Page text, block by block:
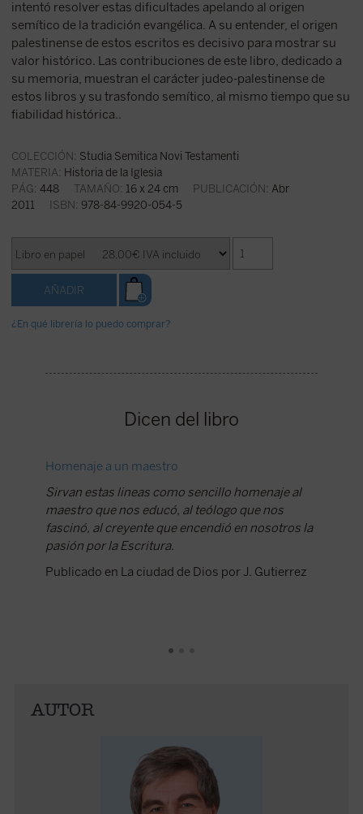
intentó resolver estas dificultades apelando al origen
semítico de la tradición evangélica. A su entender, el origen
palestinense de estos escritos es decisivo para mostrar su
valor histórico. Las contribuciones de este libro, dedicado a
su memoria, muestran el carácter judeo-palestinense de
estos libros y su trasfondo semítico, al mismo tiempo que su
fiabilidad histórica..
COLECCIÓN: Studia Semitica Novi Testamenti
MATERIA: Historia de la Iglesia
PÁG: 448 TAMAÑO: 16 x 24 cm PUBLICACIÓN: Abr
2011 ISBN: 978-84-9920-054-5
¿En qué librería lo puedo comprar?
Dicen del libro
Homenaje a un maestro
Sirvan estas lineas como sencillo homenaje al
maestro que nos educó, al teólogo que nos
fascinó, al creyente que encendió en nosotros la
pasión por la Escritura.
Publicado en La ciudad de Dios por J. Gutierrez
AUTOR